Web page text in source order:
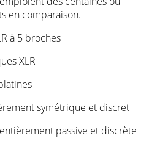
en comparaison.
à 5 broches
XLR
symétrique et discret
passive et discrète